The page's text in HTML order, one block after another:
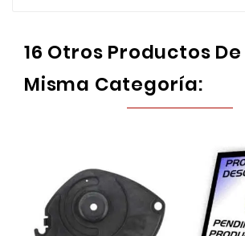
16 Otros Productos De
Misma Categoría: